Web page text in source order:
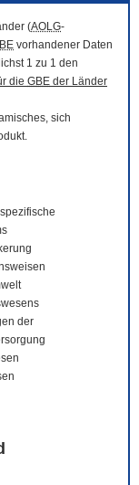
(AOLG-
vorhandener Daten
1 zu 1 den
die GBE der Länder
sich
der